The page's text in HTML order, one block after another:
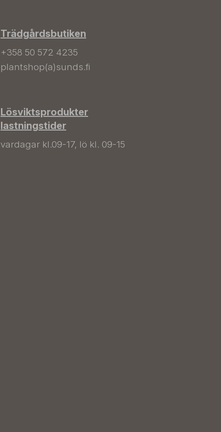
Trädgårdsbutiken
+358 50 572 4235
plantshop(a)sunds.fi
Lösviktsprodukter
lastningstider
vardagar kl.09-17, lö kl. 09-15